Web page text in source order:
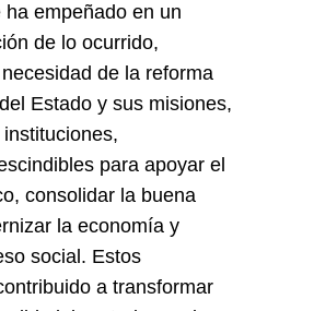
empeñado en un
de lo ocurrido,
de la reforma
Estado y sus misiones,
para apoyar el
consolidar la buena
la economía y
social. Estos
a transformar